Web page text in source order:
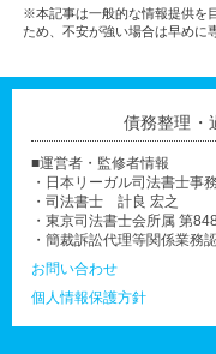
※本記事は一般的な情報提供を
ため、不安が強い場合は早めに
債務整理・
■運営者・監修者情報
・日本リーガル司法書士事
・司法書士 計良 宏之
・東京司法書士会所属 第
・簡裁訴訟代理等関係業務
お問い合わせ
個人情報保護方針